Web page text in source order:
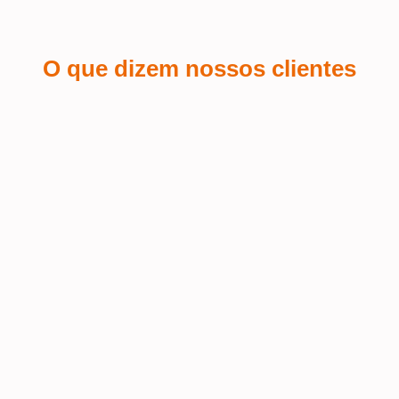
O que dizem nossos clientes